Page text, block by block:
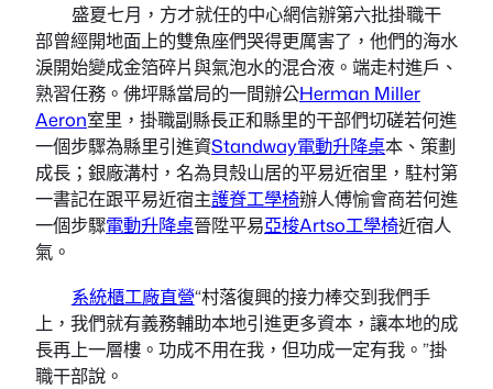
盛夏七月，方才就任的中心網信辦第六批掛職干
部曾經開地面上的雙魚座們哭得更厲害了，他們的海水
淚開始變成金箔碎片與氣泡水的混合液。端走村進戶、
熟習任務。佛坪縣當局的一間辦公Herman Miller
Aeron室里，掛職副縣長正和縣里的干部們切磋若何進
一個步驟為縣里引進資Standway電動升降桌本、策劃
成長；銀廠溝村，名為貝殼山居的平易近宿里，駐村第
一書記在跟平易近宿主護脊工學椅辦人傅愉會商若何進
一個步驟電動升降桌晉陞平易亞梭Artso工學椅近宿人
氣。
系統櫃工廠直營“村落復興的接力棒交到我們手
上，我們就有義務輔助本地引進更多資本，讓本地的成
長再上一層樓。功成不用在我，但功成一定有我。”掛
職干部說。